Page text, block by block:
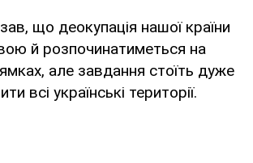
що деокупація нашої країни
й розпочинатиметься на
але завдання стоїть дуже
всі українські території.